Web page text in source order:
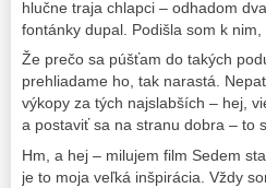
hlučne traja chlapci – odhadom
fontánky dupal. Podišla som k
Že prečo sa púšťam do takých
prehliadame ho, tak narastá.
výkopy za tých najslabších – hej,
a postaviť sa na stranu dobra – to
Hm, a hej – milujem film Sedem
je to moja veľká inšpirácia. Vždy